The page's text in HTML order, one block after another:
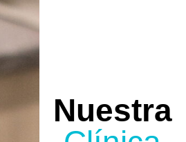
Nuestra